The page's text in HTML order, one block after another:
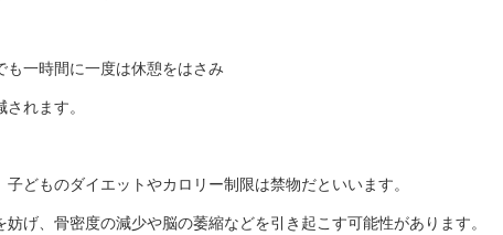
一時間に一度は休憩をはさみ
れます。
どものダイエットやカロリー制限は禁物だといいます。
げ、骨密度の減少や脳の萎縮などを引き起こす可能性があります。